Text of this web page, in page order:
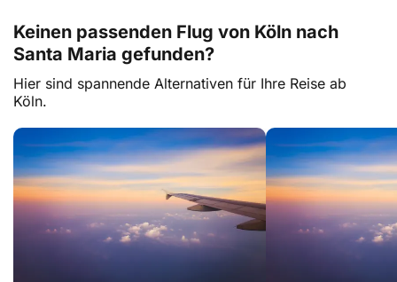
Keinen passenden Flug von Köln nach
Santa Maria gefunden?
Hier sind spannende Alternativen für Ihre Reise ab
Köln.